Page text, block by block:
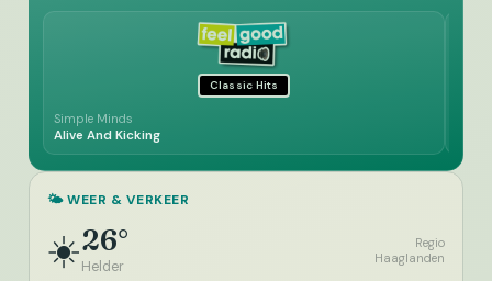
Classic Hits
Simple Minds
Alive And Kicking
🌤️ WEER & VERKEER
☀️26°
Helder
Regio
Haaglanden